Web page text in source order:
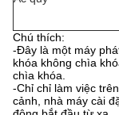
Chú thích:
-Đây là một máy
khóa không chìa
chìa khóa.
-Chỉ chỉ làm việc
cảnh, nhà máy cài